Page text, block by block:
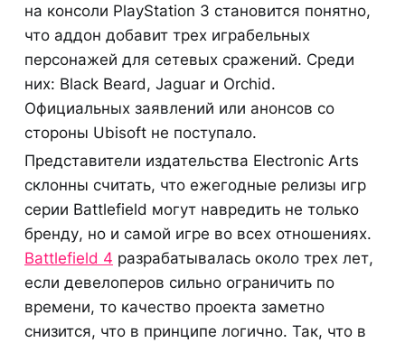
на консоли PlayStation 3 становится понятно,
что аддон добавит трех играбельных
персонажей для сетевых сражений. Среди
них: Black Beard, Jaguar и Orchid.
Официальных заявлений или анонсов со
стороны Ubisoft не поступало.
Представители издательства Electronic Arts
склонны считать, что ежегодные релизы игр
серии Battlefield могут навредить не только
бренду, но и самой игре во всех отношениях.
Battlefield 4 разрабатывалась около трех лет,
если девелоперов сильно ограничить по
времени, то качество проекта заметно
снизится, что в принципе логично. Так, что в